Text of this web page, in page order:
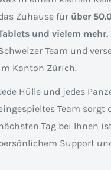
Zuhause für über
und vielem mehr.
Team und
Kanton Zürich.
Hülle und jedes
Team sorgt
Tag bei Ihnen
Support